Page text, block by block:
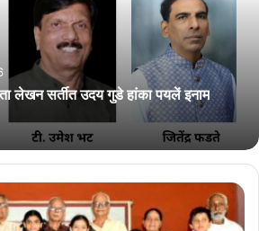
– प्रवीण सावंत, सत्तरी – सारिका नायक,
– प्राची प्रभावळकार आनी मुरगांव – प्रमोद
च्यारी हांची निवड जाली.
13, 2026
लेखन सर्तीत उदय गुडे हांका पयलें इनाम